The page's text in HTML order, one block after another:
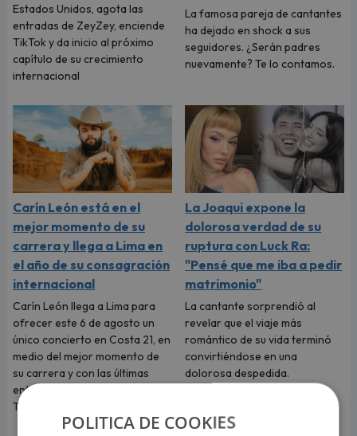
Estados Unidos, agota las
entradas de ZeyZey, enciende
TikTok y da inicio al próximo
capítulo de su crecimiento
internacional
La famosa pareja de cantantes
ha dejado en shock a sus
seguidores. ¿Serán padres
nuevamente? Te lo contamos.
Carín León está en el
mejor momento de su
carrera y llega a Lima en
el año de su consagración
internacional
Carín León llega a Lima para
ofrecer este 6 de agosto un
único concierto en Costa 21, en
medio del mejor momento de
su carrera y con las últimas
entradas disponibles en
Teleticket.
La Joaqui expone la
dolorosa verdad de su
ruptura con Luck Ra:
"Pensé que me iba a pedir
matrimonio"
La cantante sorprendió al
revelar que el viaje más
romántico de su vida terminó
convirtiéndose en una
dolorosa despedida.
POLITICA DE COOKIES